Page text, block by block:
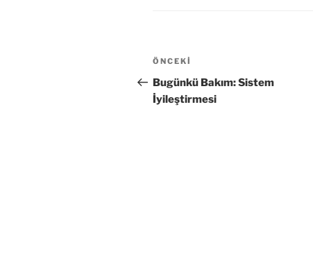
Yazı
gezinmesi
Önceki
Yazı
ÖNCEKI
Bugünkü Bakım: Sistem
İyileştirmesi